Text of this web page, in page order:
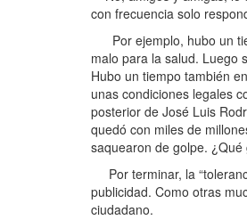
con frecuencia solo
Por ejemplo, hubo un
malo para la salud. Luego
Hubo un tiempo también
unas condiciones legales
posterior de José Luis
quedó con miles de
saquearon de golpe.
Por terminar, la
publicidad. Como otras
ciudadano.